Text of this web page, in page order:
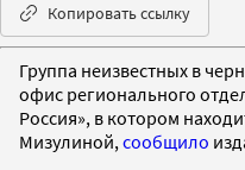
Копировать ссылку
Группа неизвестных в
офис регионального
Россия», в котором
Мизулиной, сообщило